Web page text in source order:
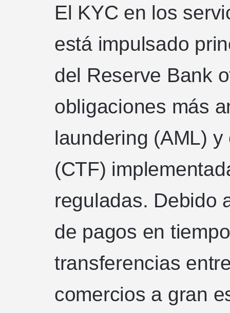
El KYC en los
está impulsado
del Reserve Bank
obligaciones más
laundering (AML)
(CTF)
reguladas. Debido
de pagos en
transferencias
comercios a gran